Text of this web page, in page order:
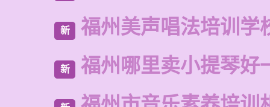
新 福州美声唱法培训学
新 福州哪里卖小提琴好